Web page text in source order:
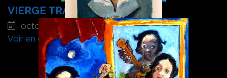
VIERGE TRANS et BEBE BI
octobre 2023
Voir en détail